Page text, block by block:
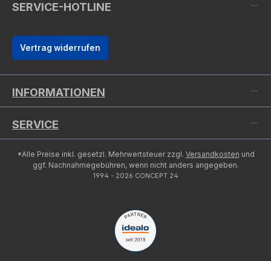
SERVICE-HOTLINE
Vertrag widerrufen
INFORMATIONEN
SERVICE
*Alle Preise inkl. gesetzl. Mehrwertsteuer zzgl. Versandkosten und
ggf. Nachnahmegebühren, wenn nicht anders angegeben.
1994 - 2026 CONCEPT 24